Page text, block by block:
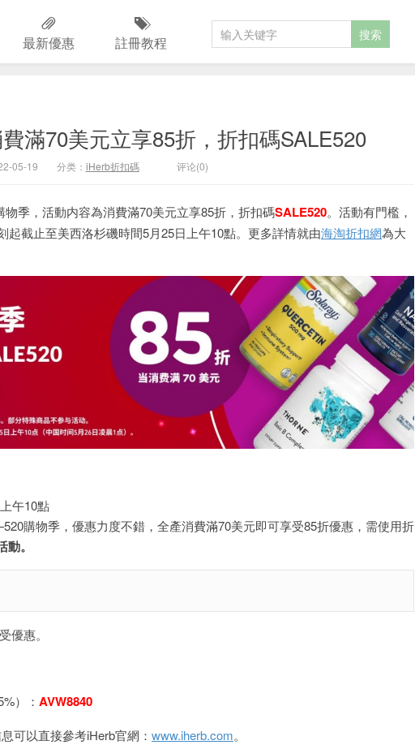
最新優惠 註冊教程
滿70美元立享85折，折扣碼SALE520
05-19 分类： iHerb折扣碼 评论(0)
季，活動内容為消費滿70美元立享85折，折扣碼SALE520。活動有門檻，
截止至美西洛杉磯時間5月25日上午10點。更多詳情就由海淘折扣網為大
午10點
購物季，優惠力度不錯，全產消費滿70美元即可享受85折優惠，需使用折
。
優惠。
）： AVW8840
可以直接參考iHerb官網： www.iherb.com。